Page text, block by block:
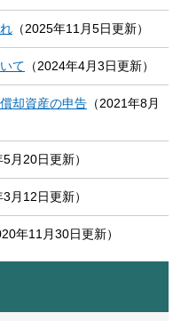
（2025年11月5日更新）
て （2024年4月3日更新）
却資産の申告 （2021年8月
5月20日更新）
3月12日更新）
年11月30日更新）